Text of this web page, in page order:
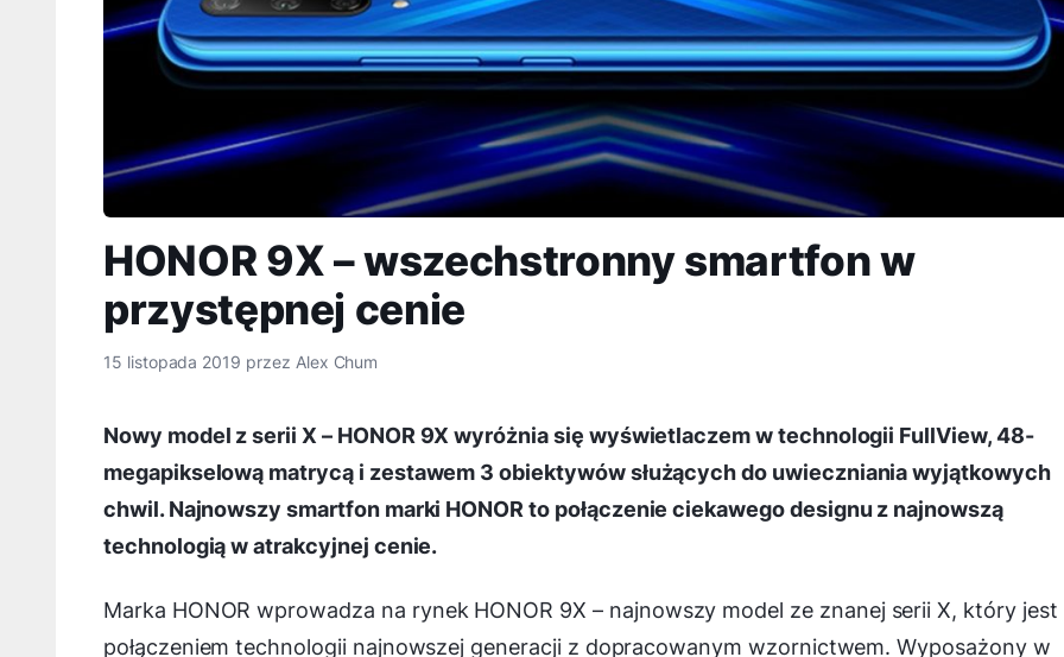
HONOR 9X – wszechstronny smartfon w
przystępnej cenie
15 listopada 2019 przez Alex Chum
Nowy model z serii X – HONOR 9X wyróżnia się wyświetlaczem w technologii FullView, 48-
megapikselową matrycą i zestawem 3 obiektywów służących do uwieczniania wyjątkowych
chwil. Najnowszy smartfon marki HONOR to połączenie ciekawego designu z najnowszą
technologią w atrakcyjnej cenie.
Marka HONOR wprowadza na rynek HONOR 9X – najnowszy model ze znanej serii X, który jest
połączeniem technologii najnowszej generacji z dopracowanym wzornictwem. Wyposażony w